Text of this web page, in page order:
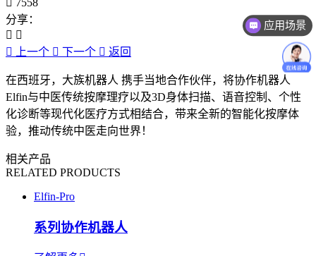
分享：
上一个 下一个 返回
在西班牙，大族机器人 携手当地合作伙伴，将协作机器人
Elfin与中医传统按摩理疗以及3D身体扫描、语音控制、个性
化诊断等现代化医疗方式相结合，带来全新的智能化按摩体
验，推动传统中医走向世界！
相关产品
RELATED PRODUCTS
Elfin-Pro
系列协作机器人
应用场景